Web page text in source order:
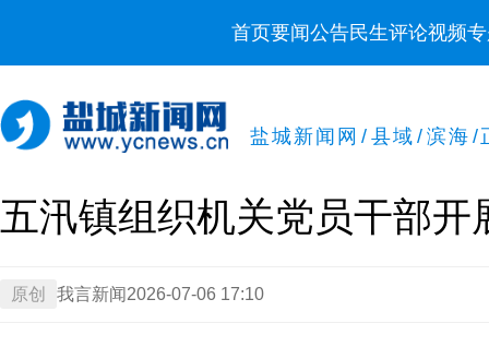
首页要闻公告民生评论视频
盐城新闻网 / 县域 / 滨海 /
五汛镇组织机关党员干部开
原创 我言新闻 2026-07-06 17:10